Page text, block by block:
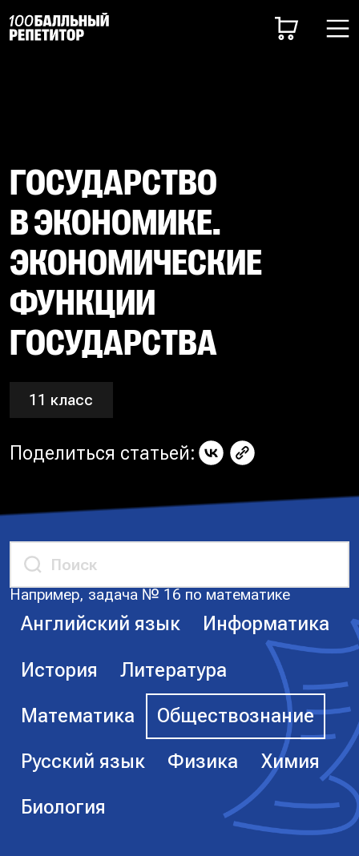
ГОСУДАРСТВО
В ЭКОНОМИКЕ.
ЭКОНОМИЧЕСКИЕ
ФУНКЦИИ
ГОСУДАРСТВА
11 класс
Поделиться статьей:
Например, задача № 16 по математике
Английский язык Информатика
История Литература
Математика Обществознание
Русский язык Физика Химия
Биология